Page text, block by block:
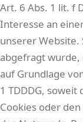
Art. 6 Abs. 1 lit. f
Interesse an
unserer Website.
abgefragt wurde,
auf Grundlage
1 TDDDG, soweit
Cookies oder